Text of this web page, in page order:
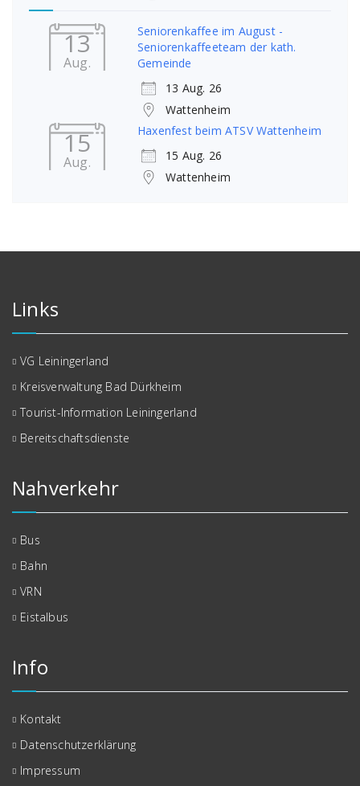
13
Aug.
Seniorenkaffee im August -
Seniorenkaffeeteam der kath.
Gemeinde
13 Aug. 26
Wattenheim
15
Aug.
Haxenfest beim ATSV Wattenheim
15 Aug. 26
Wattenheim
Links
VG Leiningerland
Kreisverwaltung Bad Dürkheim
Tourist-Information Leiningerland
Bereitschaftsdienste
Nahverkehr
Bus
Bahn
VRN
Eistalbus
Info
Kontakt
Datenschutzerklärung
Impressum